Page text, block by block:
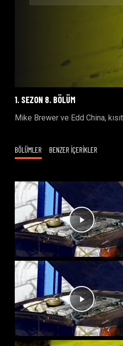
1. SEZON 8. BÖLÜM
Mike Brewer ve Edd China,
BÖLÜMLER BENZER İÇERİKLER